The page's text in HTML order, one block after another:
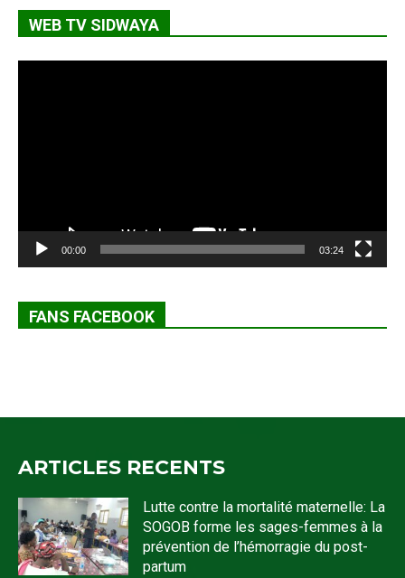
WEB TV SIDWAYA
00:00 03:24
FANS FACEBOOK
ARTICLES RECENTS
Lutte contre la mortalité maternelle: La
SOGOB forme les sages-femmes à la
prévention de l’hémorragie du post-
partum